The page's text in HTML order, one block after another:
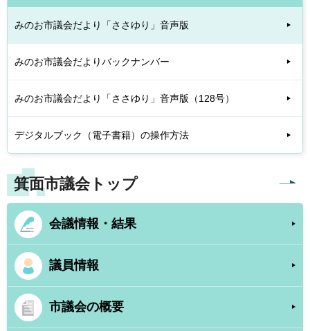
みのお市議会だより「ささゆり」音声版
みのお市議会だよりバックナンバー
みのお市議会だより「ささゆり」音声版（128号）
デジタルブック（電子書籍）の操作方法
箕面市議会トップ
会議情報・結果
議員情報
市議会の概要